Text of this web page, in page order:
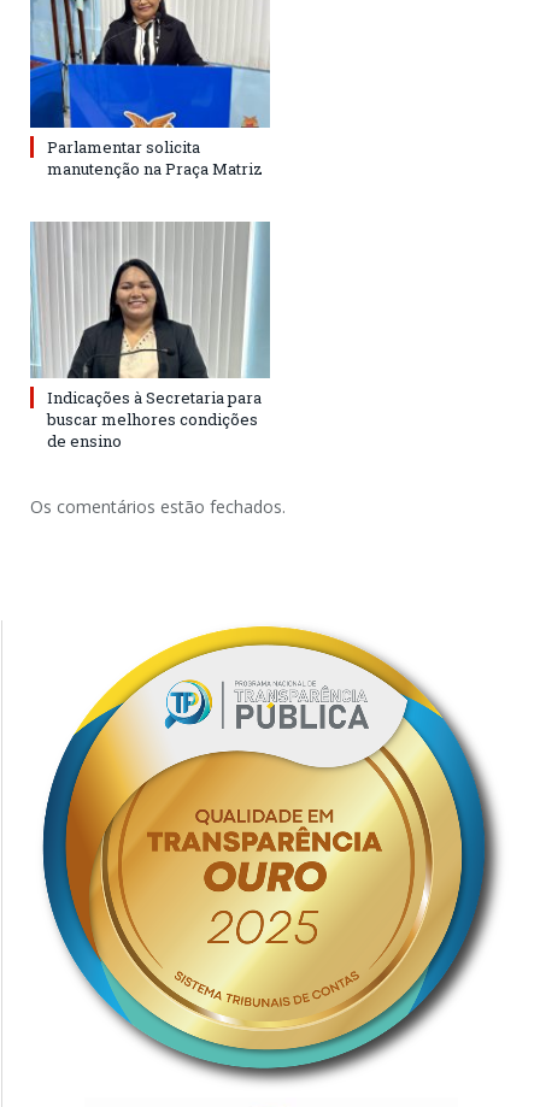
Parlamentar solicita
manutenção na Praça Matriz
Indicações à Secretaria para
buscar melhores condições
de ensino
Os comentários estão fechados.